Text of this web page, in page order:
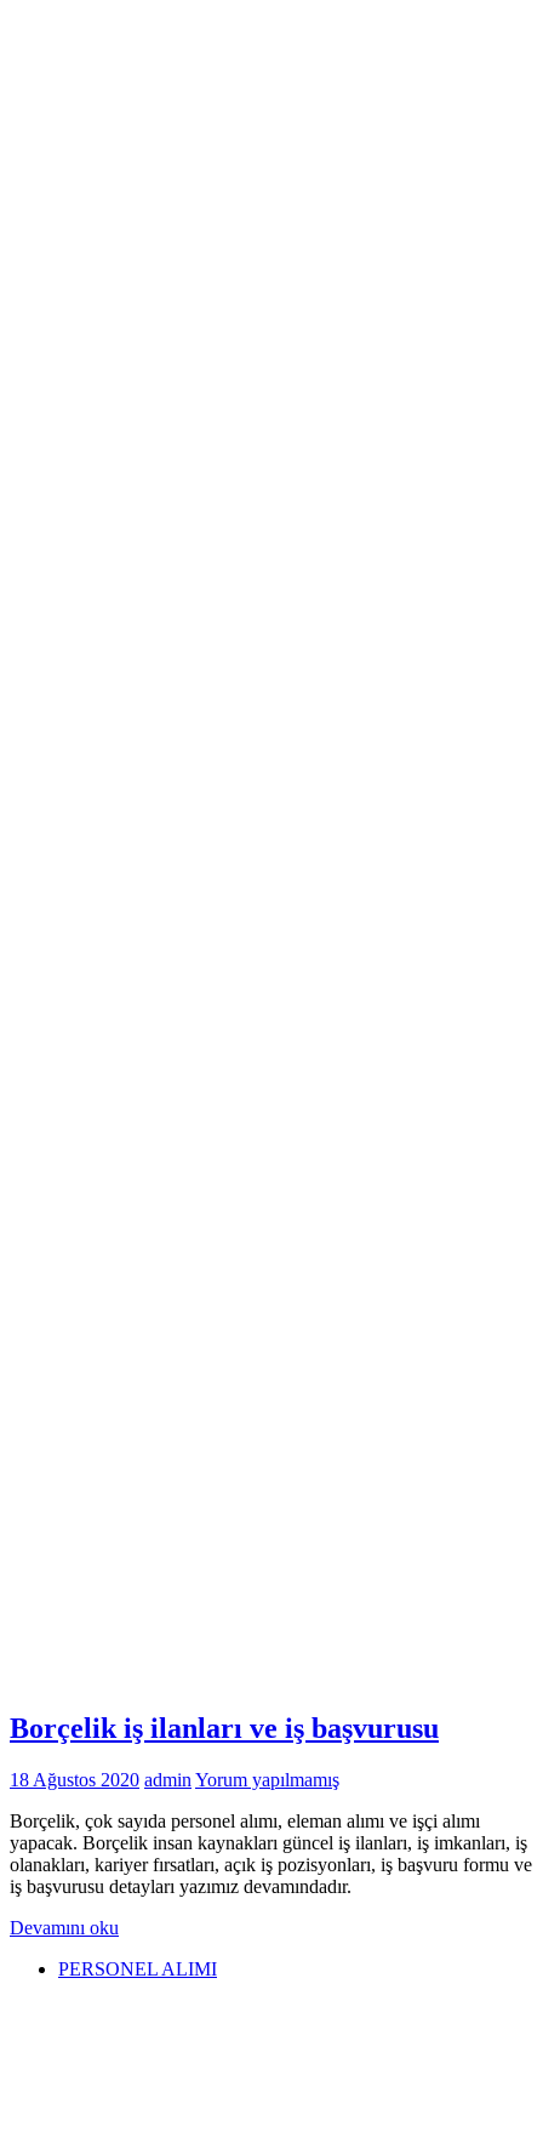
Borçelik iş ilanları ve iş başvurusu
18 Ağustos 2020 admin Yorum yapılmamış
Borçelik, çok sayıda personel alımı, eleman alımı ve işçi alımı
yapacak. Borçelik insan kaynakları güncel iş ilanları, iş imkanları, iş
olanakları, kariyer fırsatları, açık iş pozisyonları, iş başvuru formu ve
iş başvurusu detayları yazımız devamındadır.
Devamını oku
PERSONEL ALIMI